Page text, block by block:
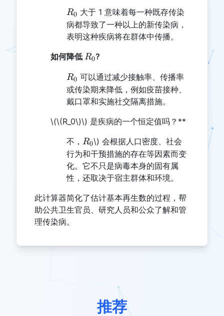
R_0
R0 大于 1 意味着每一种既存传染
病都导致了一种以上的新传染病，
表明这种疾病将在群体中传播。
如何降低 R_0
R0?
R_0
R0 可以通过减少接触率、传播率
或传染期来降低，例如疫苗接种、
戴口罩和实施社交隔离措施。
\(\(R_0\)\) 是疾病的一个恒定值吗？**
不， R_0
R0\) 会根据人口密度、社会
行为和干预措施的存在等因素而变
化。它不只是病毒本身的固有属
性，还取决于宿主群体和环境。
此计算器简化了估计基本再生数的过程，帮
助公共卫生官员、研究人员和公众了解和管
理传染病。
推荐